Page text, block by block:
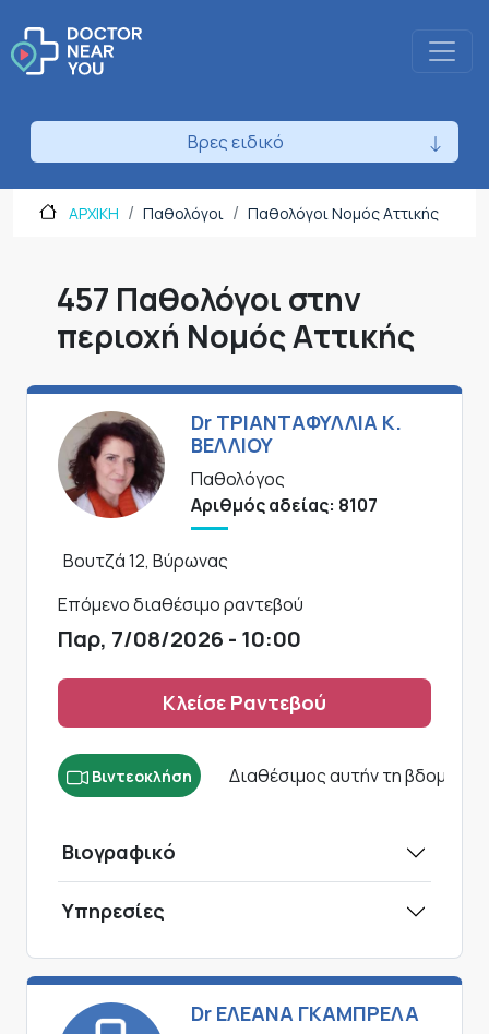
Βρες ειδικό
ΑΡΧΙΚΗ Παθολόγοι Παθολόγοι Νομός Αττικής
457 Παθολόγοι στην
περιοχή Νομός Αττικής
Dr ΤΡΙΑΝΤΑΦΥΛΛΙΑ Κ.
ΒΕΛΛΙΟΥ
Παθολόγος
Αριθμός αδείας: 8107
Βουτζά 12, Βύρωνας
Επόμενο διαθέσιμο ραντεβού
Παρ, 7/08/2026 - 10:00
Κλείσε Ραντεβού
Βιντεοκλήση Διαθέσιμος αυτήν τη βδομάδα
Βιογραφικό
Υπηρεσίες
Dr ΕΛΕΑΝΑ ΓΚΑΜΠΡΕΛΑ